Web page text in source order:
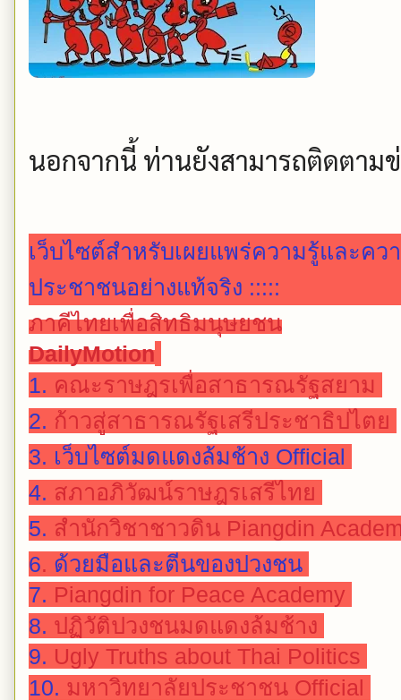
นอกจากนี้ ท่านยังสามารถติดตาม
เว็บไซต์สำหรับเผยแพร่ความรู้และคว
ประชาชนอย่างแท้จริง :::::
ภาคีไทยเพื่อสิทธิมนุษยชน
DailyMotion
1. คณะราษฎรเพื่อสาธารณรัฐสยาม
2. ก้าวสู่สาธารณรัฐเสรีประชาธิปไตย
3. เว็บไซต์มดแดงล้มช้าง Official
4. สภาอภิวัฒน์ราษฎรเสรีไทย
5. สำนักวิชาชาวดิน Piangdin
6. ด้วยมือและตีนของปวงชน
7. Piangdin for Peace Academy
8. ปฏิวัติปวงชนมดแดงล้มช้าง
9. Ugly Truths about Thai Politics
10. มหาวิทยาลัยประชาชน Official